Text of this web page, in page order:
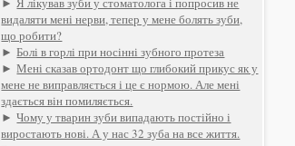
видаляти мені нерви, тепер у мене болять зуби,
що робити?
►Болі в горлі при носінні зубного протеза
►Мені сказав ортодонт що глибокий прикус як у
мене не виправляється і це є нормою. Але мені
здається він помиляється.
►Чому у тварин зуби випадають постійно і
виростають нові. А у нас 32 зуба на все життя.